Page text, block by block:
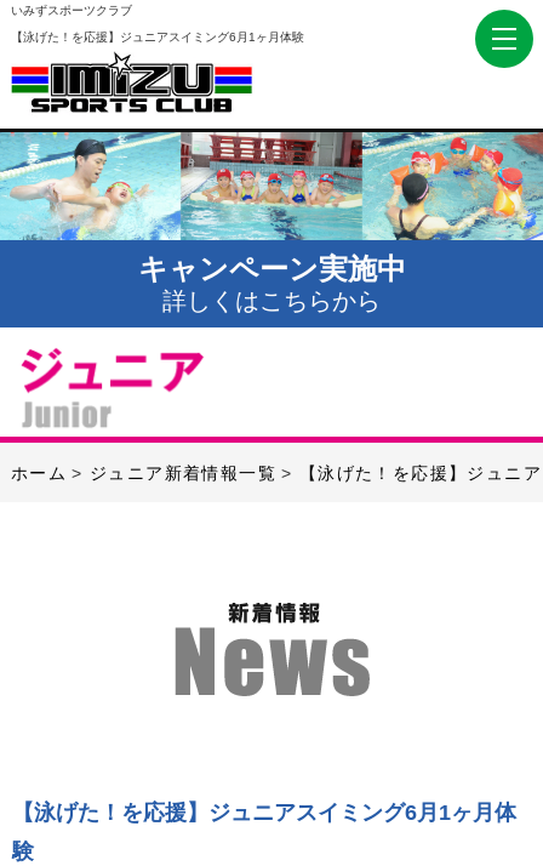
いみずスポーツクラブ
【泳げた！を応援】ジュニアスイミング6月1ヶ月体験
キャンペーン実施中
詳しくはこちらから
ホーム ジュニア新着情報一覧 【泳げた！を応援】ジュニ
【泳げた！を応援】ジュニアスイミング6月1ヶ月体
験